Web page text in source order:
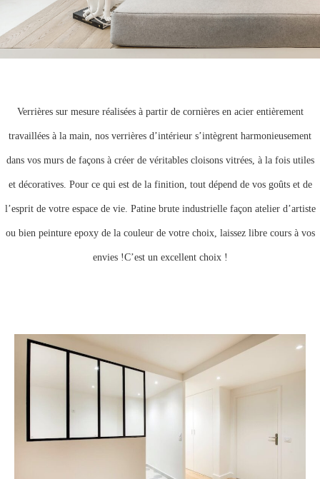
Verrières sur mesure réalisées à partir de cornières en acier entièrement
travaillées à la main, nos verrières d’intérieur s’intègrent harmonieusement
dans vos murs de façons à créer de véritables cloisons vitrées, à la fois utiles
et décoratives. Pour ce qui est de la finition, tout dépend de vos goûts et de
l’esprit de votre espace de vie. Patine brute industrielle façon atelier d’artiste
ou bien peinture epoxy de la couleur de votre choix, laissez libre cours à vos
envies !C’est un excellent choix !